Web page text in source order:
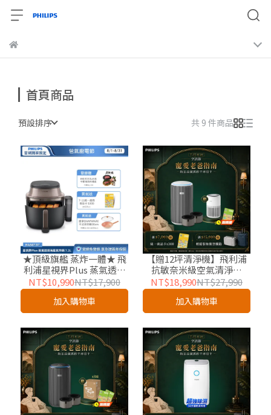
首頁商品
預設排序 共 9 件商品
★頂級旗艦 蒸炸一體★ 飛
利浦星視界Plus 蒸氣透視
海星氣炸鍋 7.2L
(NA547/07)
NT$10,990NT$17,900
加入購物車
【贈12坪清淨機】飛利浦
抗敏奈米級空氣清淨機
(AC3220/80)-適用24坪
NT$18,990NT$27,990
加入購物車